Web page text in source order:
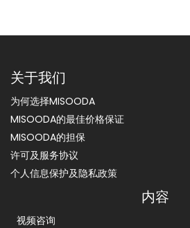
关于我们
为何选择MISOODA
MISOODA的最佳价格保证
MISOODA的担保
许可及服务协议
个人信息保护及隐私政策
内容
视频咨询